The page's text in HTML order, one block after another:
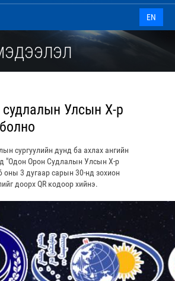
EN
Улсын Х-р
сургуулийн дунд ба ахлах ангийн
"Одон Орон Судлалын Улсын X-р
оны 3 дугаар сарын 30-нд зохион
доорх QR кодоор хийнэ.